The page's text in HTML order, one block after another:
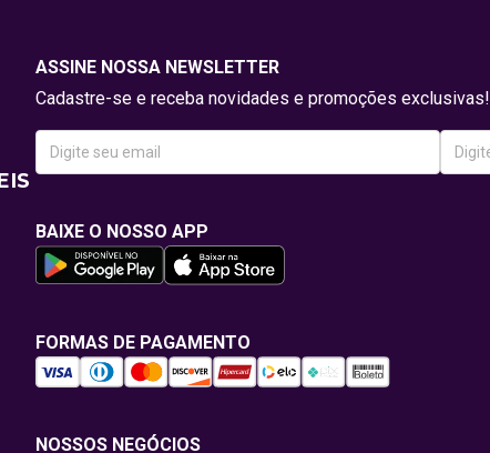
ASSINE NOSSA NEWSLETTER
Cadastre-se e receba novidades e promoções exclusivas!
BAIXE O NOSSO APP
FORMAS DE PAGAMENTO
NOSSOS NEGÓCIOS